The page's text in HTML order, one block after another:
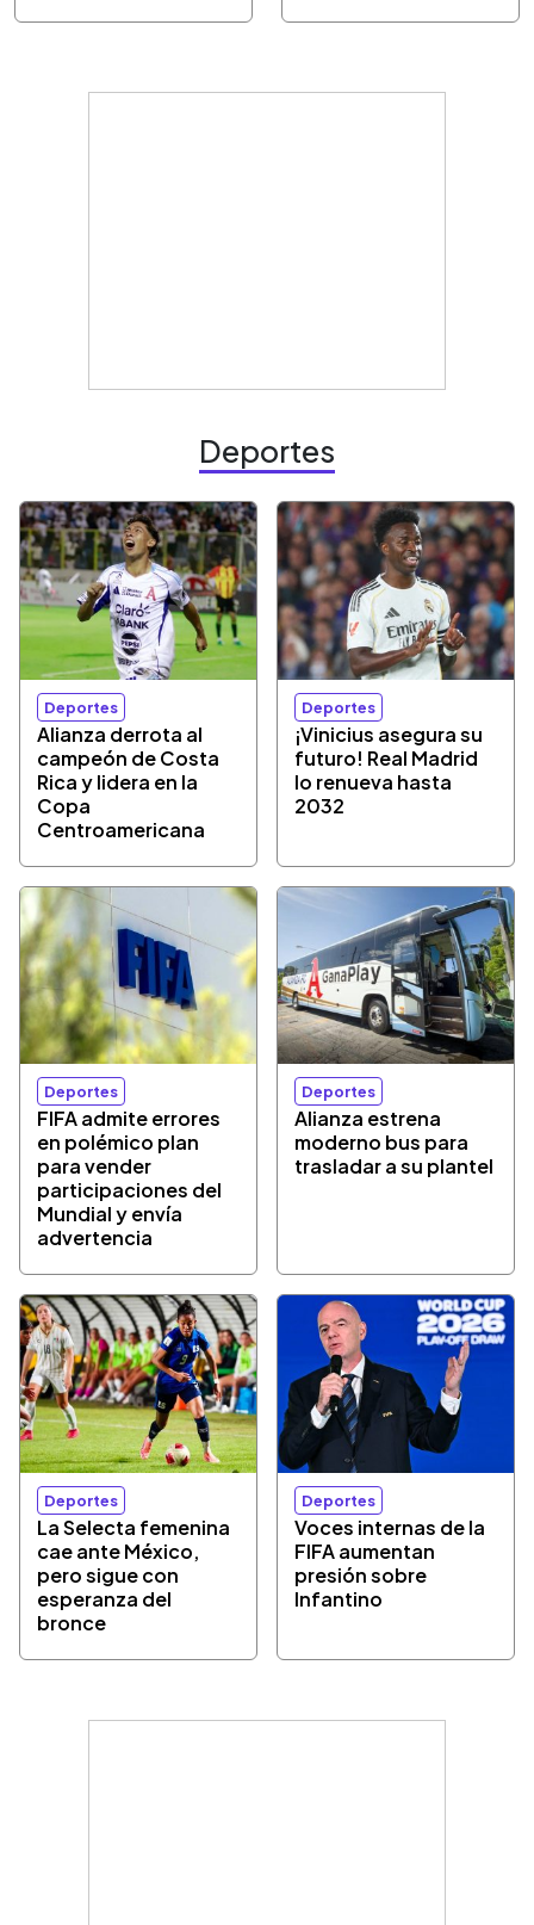
Deportes
Deportes
Alianza derrota al
campeón de Costa
Rica y lidera en la
Copa
Centroamericana
Deportes
¡Vinicius asegura su
futuro! Real Madrid
lo renueva hasta
2032
Deportes
FIFA admite errores
en polémico plan
para vender
participaciones del
Mundial y envía
advertencia
Deportes
Alianza estrena
moderno bus para
trasladar a su plantel
Deportes
La Selecta femenina
cae ante México,
pero sigue con
esperanza del
bronce
Deportes
Voces internas de la
FIFA aumentan
presión sobre
Infantino